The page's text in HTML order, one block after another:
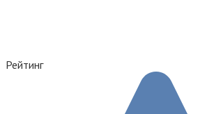
Рейтинг